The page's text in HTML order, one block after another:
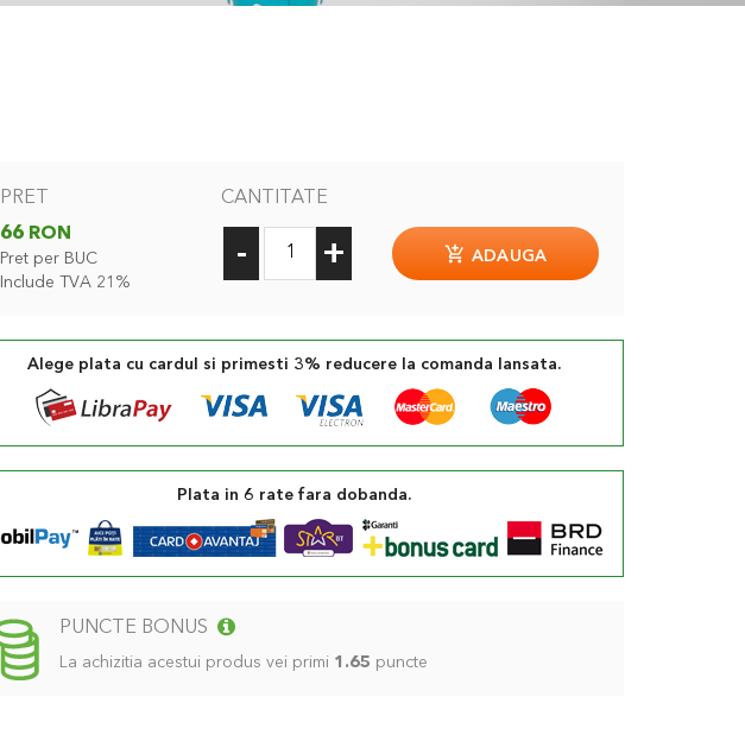
PRET
66 RON
Pret per BUC
Include TVA 21%
CANTITATE
- + ADAUGA
Alege plata cu cardul si primesti 3% reducere la comanda lansata.
Plata in 6 rate fara dobanda.
PUNCTE BONUS
La achizitia acestui produs vei primi 1.65 puncte